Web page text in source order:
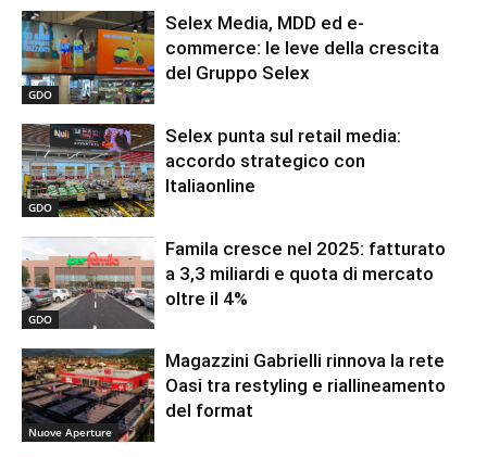
GDO
Selex Media, MDD ed e-
commerce: le leve della crescita
del Gruppo Selex
GDO
Selex punta sul retail media:
accordo strategico con
Italiaonline
GDO
Famila cresce nel 2025: fatturato
a 3,3 miliardi e quota di mercato
oltre il 4%
Nuove Aperture
Magazzini Gabrielli rinnova la rete
Oasi tra restyling e riallineamento
del format